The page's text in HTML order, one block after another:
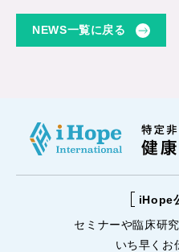
NEWS一覧に戻る
iHope
セミナーや臨床研
いち早くお